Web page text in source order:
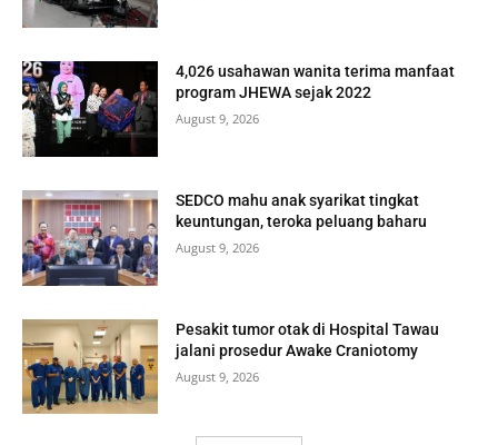
4,026 usahawan wanita terima manfaat
program JHEWA sejak 2022
August 9, 2026
SEDCO mahu anak syarikat tingkat
keuntungan, teroka peluang baharu
August 9, 2026
Pesakit tumor otak di Hospital Tawau
jalani prosedur Awake Craniotomy
August 9, 2026